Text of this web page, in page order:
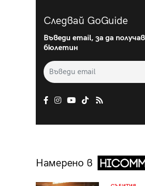
Следвай GoGuide
Въведи email, за да
бюлетин
Намерено в